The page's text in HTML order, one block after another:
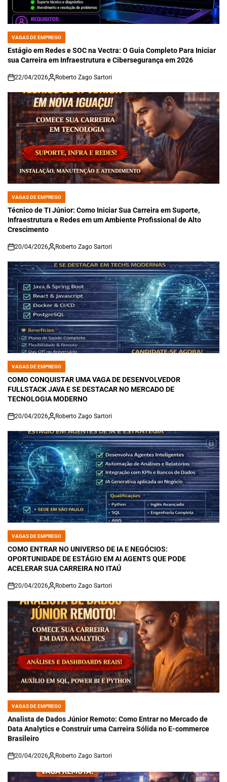
POSTED
IN
VAGAS DE EMPREGO
Estágio em Redes e SOC na Vectra: O Guia Completo Para Iniciar
sua Carreira em Infraestrutura e Cibersegurança em 2026
on
22/04/2026 Roberto Zago Sartori
POSTED
IN
VAGAS DE EMPREGO
Técnico de TI Júnior: Como Iniciar Sua Carreira em Suporte,
Infraestrutura e Redes em um Ambiente Profissional de Alto
Crescimento
on
20/04/2026 Roberto Zago Sartori
POSTED
IN
VAGAS DE EMPREGO
COMO CONQUISTAR UMA VAGA DE DESENVOLVEDOR
FULLSTACK JAVA E SE DESTACAR NO MERCADO DE
TECNOLOGIA MODERNO
on
20/04/2026 Roberto Zago Sartori
POSTED
IN
VAGAS DE EMPREGO
COMO ENTRAR NO UNIVERSO DE IA E NEGÓCIOS:
OPORTUNIDADE DE ESTÁGIO EM AI AGENTS QUE PODE
ACELERAR SUA CARREIRA NO ITAÚ
on
20/04/2026 Roberto Zago Sartori
POSTED
IN
VAGAS DE EMPREGO
Analista de Dados Júnior Remoto: Como Entrar no Mercado de
Data Analytics e Construir uma Carreira Sólida no E-commerce
Brasileiro
on
20/04/2026 Roberto Zago Sartori